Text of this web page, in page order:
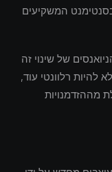
המשקיעים
של שינוי זה
רלוונטי עוד,